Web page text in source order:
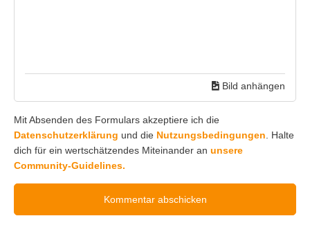
Bild anhängen
Mit Absenden des Formulars akzeptiere ich die
Datenschutzerklärung und die Nutzungsbedingungen . Halte
dich für ein wertschätzendes Miteinander an unsere
Community-Guidelines.